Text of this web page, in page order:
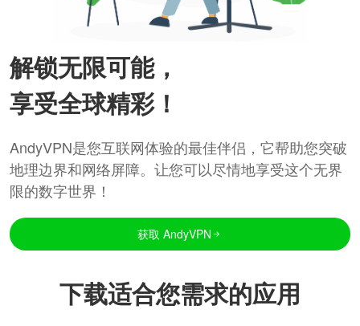
解锁无限可能，
享受全球精彩！
AndyVPN是您互联网体验的最佳伴侣，它帮助您突破
地理边界和网络屏障。让您可以尽情地享受这个无界
限的数字世界！
获取 AndyVPN
下载适合您需求的应用